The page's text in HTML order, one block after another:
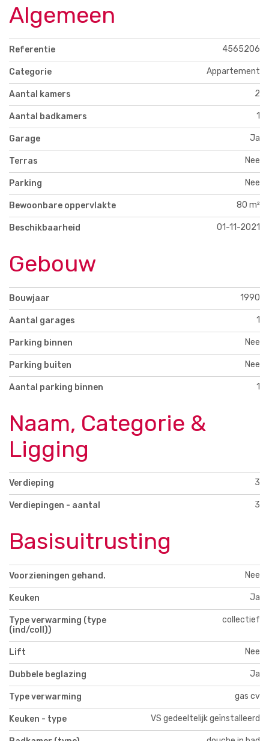
Algemeen
Referentie 4565206
Categorie Appartement
Aantal kamers 2
Aantal badkamers 1
Garage Ja
Terras Nee
Parking Nee
Bewoonbare oppervlakte 80 m²
Beschikbaarheid 01-11-2021
Gebouw
Bouwjaar 1990
Aantal garages 1
Parking binnen Nee
Parking buiten Nee
Aantal parking binnen 1
Naam, Categorie &
Ligging
Verdieping 3
Verdiepingen - aantal 3
Basisuitrusting
Voorzieningen gehand. Nee
Keuken Ja
Type verwarming (type
(ind/coll))
collectief
Lift Nee
Dubbele beglazing Ja
Type verwarming gas cv
Keuken - type VS gedeeltelijk geïnstalleerd